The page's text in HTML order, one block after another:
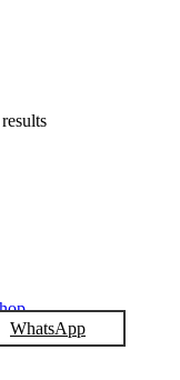
results
WhatsApp